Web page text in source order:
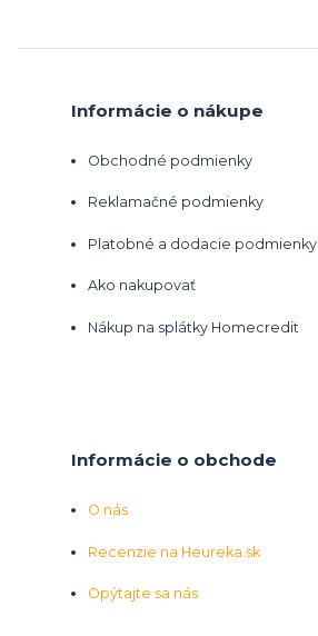
Informácie o nákupe
Obchodné podmienky
Reklamačné podmienky
Platobné a dodacie podmienky
Ako nakupovať
Nákup na splátky Homecredit
Informácie o obchode
O nás
Recenzie na Heureka.sk
Opýtajte sa nás